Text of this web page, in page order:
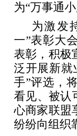
为“万事通小
为激发
一”表彰大
表彰，积极
泛开展新就
手”评选，
看见、被认
心商家联盟
纷纷向组织